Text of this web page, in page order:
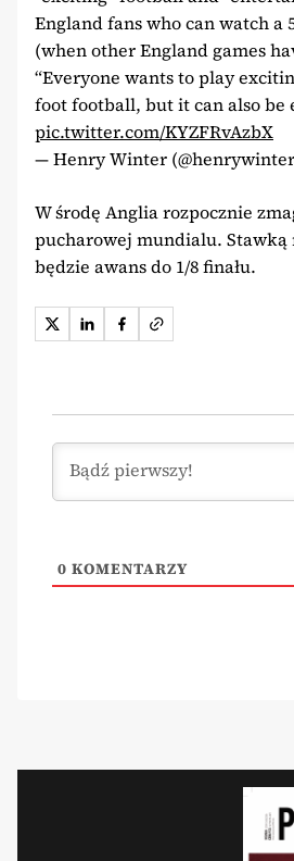
England fans who can watch a
(when other England games
“Everyone wants to play
foot football, but it can also
pic.twitter.com/KYZFRvAzbX
— Henry Winter
W środę Anglia rozpocznie
pucharowej mundialu. Stawką
będzie awans do 1/8 finału.
0 KOMENTARZY